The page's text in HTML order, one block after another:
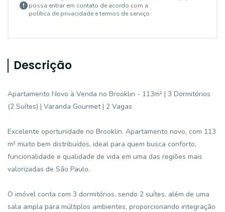
possa entrar em contato de acordo com a
política de privacidade e termos de serviço
Descrição
Apartamento Novo à Venda no Brooklin - 113m² | 3 Dormitórios
(2 Suítes) | Varanda Gourmet | 2 Vagas
Excelente oportunidade no Brooklin. Apartamento novo, com 113
m² muito bem distribuídos, ideal para quem busca conforto,
funcionalidade e qualidade de vida em uma das regiões mais
valorizadas de São Paulo.
O imóvel conta com 3 dormitórios, sendo 2 suítes, além de uma
sala ampla para múltiplos ambientes, proporcionando integração